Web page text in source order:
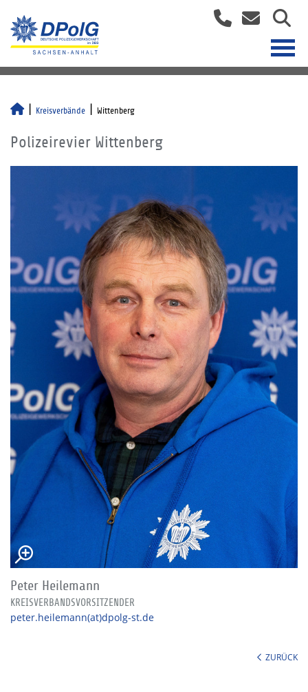
Kreisverbände Wittenberg
Polizeirevier Wittenberg
Peter Heilemann
KREISVERBANDSVORSITZENDER
peter.heilemann(at)dpolg-st.de
ZURÜCK